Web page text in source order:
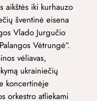
aikštės iki kurhauzo
šventinė eisena
Vlado Jurgučio
Vėtrungė“.
vėliavas,
ukrainiečių
koncertinėje
orkestro atliekami